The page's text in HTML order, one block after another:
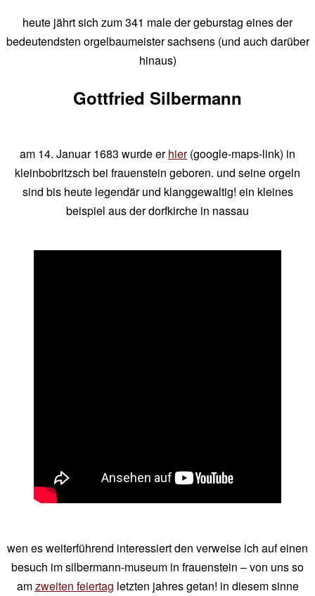
heute jährt sich zum 341 male der geburstag eines der
bedeutendsten orgelbaumeister sachsens (und auch darüber
hinaus)
Gottfried Silbermann
am 14. Januar 1683 wurde erhier(google-maps-link) in
kleinbobritzsch bei frauenstein geboren. und seine orgeln
sind bis heute legendär und klanggewaltig! ein kleines
beispiel aus der dorfkirche in nassau
wen es weiterführend interessiert den verweise ich auf einen
besuch im silbermann-museum in frauenstein – von uns so
amzweiten feiertag letzten jahres getan! in diesem sinne